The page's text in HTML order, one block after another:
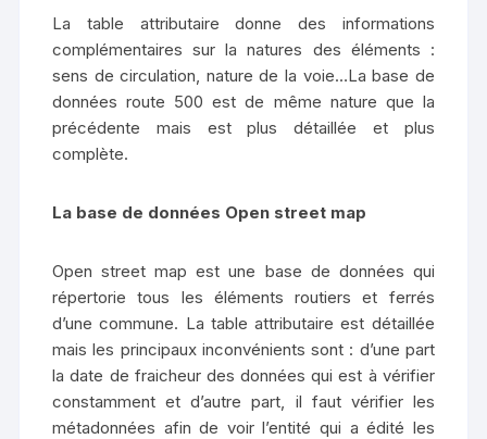
La table attributaire donne des informations
complémentaires sur la natures des éléments :
sens de circulation, nature de la voie…La base de
données route 500 est de même nature que la
précédente mais est plus détaillée et plus
complète.
La base de données Open street map
Open street map est une base de données qui
répertorie tous les éléments routiers et ferrés
d’une commune. La table attributaire est détaillée
mais les principaux inconvénients sont : d’une part
la date de fraicheur des données qui est à vérifier
constamment et d’autre part, il faut vérifier les
métadonnées afin de voir l’entité qui a édité les